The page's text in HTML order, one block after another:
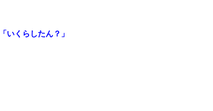
「いくらしたん？」